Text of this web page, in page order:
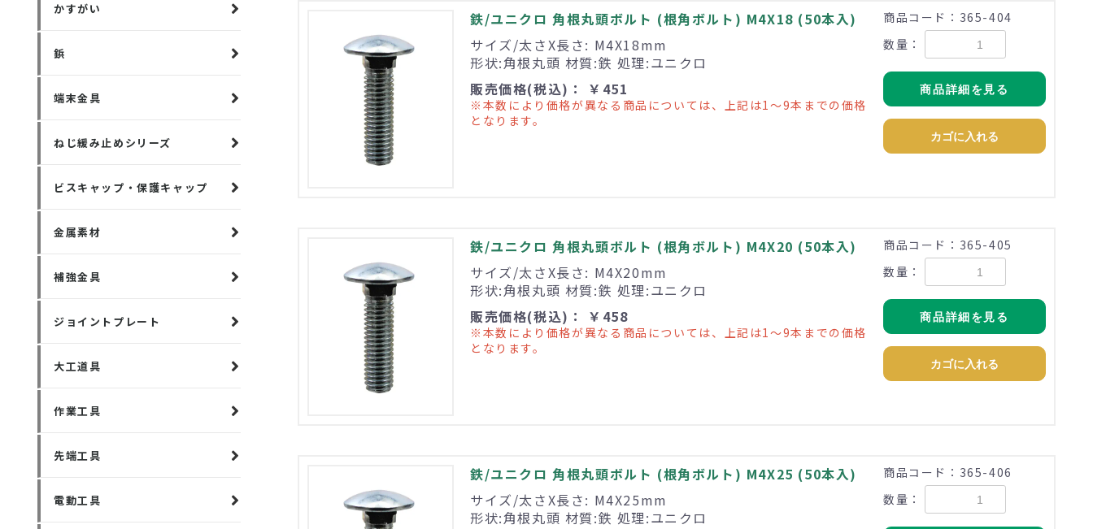
かすがい
鋲
端末金具
ねじ緩み止めシリーズ
ビスキャップ・保護キャップ
金属素材
補強金具
ジョイントプレート
大工道具
作業工具
先端工具
電動工具
鉄/ユニクロ 角根丸頭ボルト (根角ボルト) M4X18 (50本入)
サイズ/太さX長さ: M4X18mm
形状:角根丸頭 材質:鉄 処理:ユニクロ
販売価格(税込)： ￥451
※本数により価格が異なる商品については、上記は1～9本までの価格
となります。
商品コード：365-404
数量：
商品詳細を見る
カゴに入れる
鉄/ユニクロ 角根丸頭ボルト (根角ボルト) M4X20 (50本入)
サイズ/太さX長さ: M4X20mm
形状:角根丸頭 材質:鉄 処理:ユニクロ
販売価格(税込)： ￥458
※本数により価格が異なる商品については、上記は1～9本までの価格
となります。
商品コード：365-405
数量：
商品詳細を見る
カゴに入れる
鉄/ユニクロ 角根丸頭ボルト (根角ボルト) M4X25 (50本入)
サイズ/太さX長さ: M4X25mm
形状:角根丸頭 材質:鉄 処理:ユニクロ
商品コード：365-406
数量：